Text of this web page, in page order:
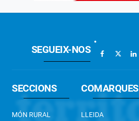
SEGUEIX-NOS
SECCIONS
MÓN RURAL
COMARQUES
LLEIDA